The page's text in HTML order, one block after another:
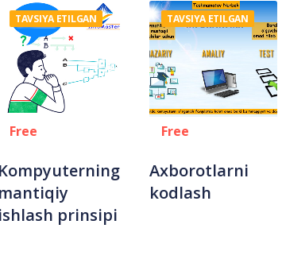
TAVSIYA ETILGAN
Free
Axborotlarni
kodlash
TAVSIYA ETILGAN
Free
Kompyuterning
mantiqiy
ishlash prinsipi